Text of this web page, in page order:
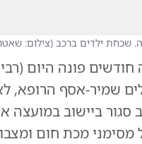
שכחת ילדים ברכב (צילום:
חודשים פונה היום
שמיר-אסף הרופא,
סגור ביישוב במועצה
מסימני מכת חום